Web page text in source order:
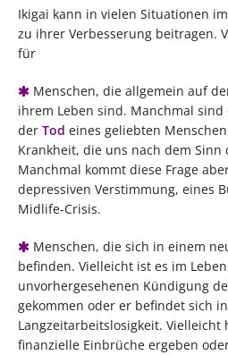
Ikigai kann in vielen Situationen
zu ihrer Verbesserung beitragen.
für
Menschen, die allgemein auf
ihrem Leben sind. Manchmal sind
der Tod eines geliebten
Krankheit, die uns nach dem Sinn
Manchmal kommt diese Frage
depressiven Verstimmung, eines
Midlife-Crisis.
Menschen, die sich in einem
befinden. Vielleicht ist es im
unvorhergesehenen Kündigung
gekommen oder er befindet sich
Langzeitarbeitslosigkeit. Vielleicht
finanzielle Einbrüche ergeben